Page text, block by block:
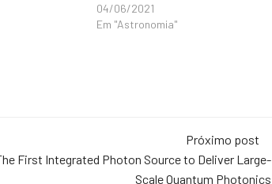
04/06/2021
Em "Astronomia"
Próximo post
First Integrated Photon Source to Deliver Large-
Scale Quantum Photonics